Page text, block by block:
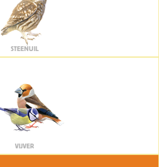
STEENUIL
VIJVER